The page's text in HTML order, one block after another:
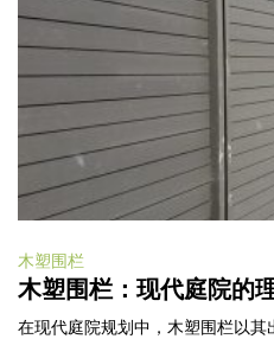
木塑围栏
木塑围栏：现代庭院的
在现代庭院规划中，木塑围栏以